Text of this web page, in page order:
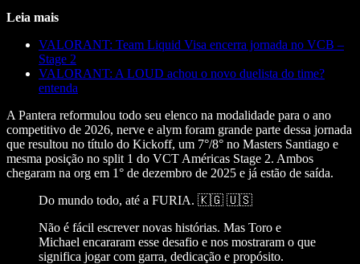
Leia mais
VALORANT: Team Liquid Visa encerra jornada no VCB –
Stage 2
VALORANT: A LOUD achou o novo duelista do time?
entenda
A Pantera reformulou todo seu elenco na modalidade para o ano
competitivo de 2026, nerve e alym foram grande parte dessa jornada
que resultou no título do Kickoff, um 7°/8° no Masters Santiago e
mesma posição no split 1 do VCT Américas Stage 2. Ambos
chegaram na org em 1° de dezembro de 2025 e já estão de saída.
Do mundo todo, até a FURIA. 🇰🇬 🇺🇸
Não é fácil escrever novas histórias. Mas Toro e
Michael encararam esse desafio e nos mostraram o que
significa jogar com garra, dedicação e propósito.